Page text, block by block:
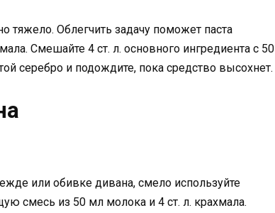
тяжело. Облегчить задачу поможет паста
Смешайте 4 ст. л. основного ингредиента с 50
серебро и подождите, пока средство высохнет.
или обивке дивана, смело используйте
смесь из 50 мл молока и 4 ст. л. крахмала.